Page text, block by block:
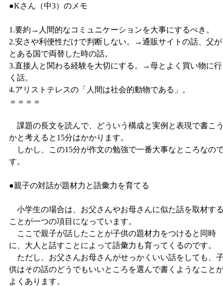
●Kさん（中3）のメモ
1.要約→人間的なコミュニケーションを大事にするべき。
2.安さや利便性だけで判断しない。→通販サイトの話、父が
とある国で両替した時の話。
3.直接人と関わる経験を大切にする。→母とよく買い物に行
く話。
4.アリストテレスの「人間は社会的動物である」。
＝＝＝＝
課題の長文を読んで、どういう構成と実例と表現で書こ
かと考えると15分はかかります。
しかし、この15分が作文の勉強で一番大事なところなの
す。
●親子の対話が題材力と語彙力を育てる
小学生の場合は、お父さんやお母さんに似た話を取材す
ことが一つの項目になっています。
ここで親子が話したことが子供の題材力をつけると同時
に、大人と話すことによって語彙力も育ってくるのです。
ただし、お父さんお母さんがせっかくいい話をしても、
供はその話のどうでもいいところを選んで書くようなこと
よくあります。